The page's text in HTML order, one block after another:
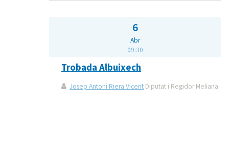
6
Abr
09:30
Trobada Albuixech
Josep Antoni Riera Vicent Diputat i Regidor Meliana